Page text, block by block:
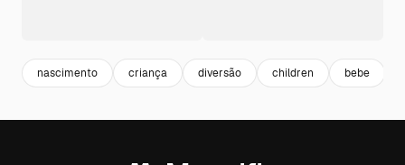
nascimento criança diversão children bebe